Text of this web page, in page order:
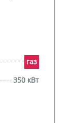
газ
350 кВт